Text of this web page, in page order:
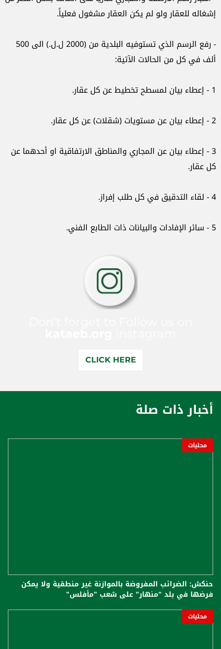
إشغاله للعقار ولو لم يكن العقار مشغول فعلياً.
- رفع الرسم الذي تستوفيه البلدية من (2000 ل.ل.) الى 500
ألف في كل من الحالات الآتية:
1 - إعطاء بيان لمسطح تخطيط عن كل عقار.
2 - إعطاء بيان عن مستويات (شقلات) عن كل عقار.
3 - إعطاء بيان عن المجاري والمناطق الارتفاقية او أحدهما عن
كل عقار.
4 - لقاء التدقيق في كل طلب إفراز.
5 - سائر الإفادات والبيانات ذات الطابع الفني.
CLICK HERE
أخبار ذات صلة
محليات
حنكش: الضرائب المفروضة بالموازنة غير منطقية ولا يمكن
فرضها في بلد "منهار" على شعب "مأفلس"
محليات